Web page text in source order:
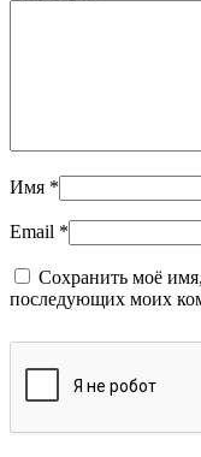
Имя *
Email *
Сохранить моё
последующих моих